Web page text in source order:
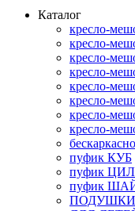
Каталог
кресло-
кресло-
кресло-
кресло-
кресло-
кресло-
кресло-
кресло-
пуфик КУБ
пуфик
пуфик